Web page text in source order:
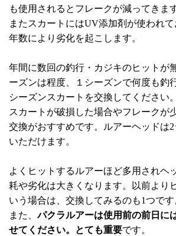
も使用されるとフレークが減ってきます
またスカートにはUV添加剤が使われ
年数により劣化を起こします。
年間に数回の釣行・カジキのヒットが
ーズンは程度、１シーズンで何度も釣
シーズンスカートを交換してください
スカートが破損した場合やフレークが
交換がおすすめです。ルアーヘッドは
いただけます。
よくヒットするルアーほど多用されヘ
耗や劣化は大きくなります。以前より
いう場合は、交換してみるのも1つです
また、パクラルアーは使用前の前日に
せてください。とても重要です。